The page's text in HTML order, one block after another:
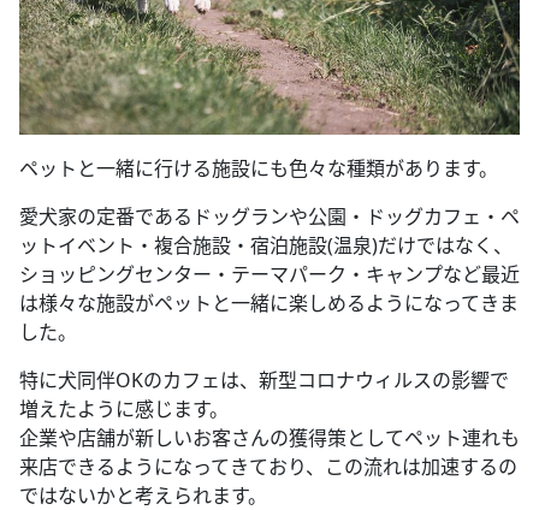
ペットと一緒に行ける施設にも色々な種類があります。
愛犬家の定番であるドッグランや公園・ドッグカフェ・ペ
ットイベント・複合施設・宿泊施設(温泉)だけではなく、
ショッピングセンター・テーマパーク・キャンプなど最近
は様々な施設がペットと一緒に楽しめるようになってきま
した。
特に犬同伴OKのカフェは、新型コロナウィルスの影響で
増えたように感じます。
企業や店舗が新しいお客さんの獲得策としてペット連れも
来店できるようになってきており、この流れは加速するの
ではないかと考えられます。